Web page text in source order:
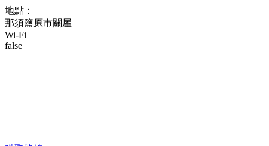
地點：
那須鹽原市關屋
Wi-Fi
false